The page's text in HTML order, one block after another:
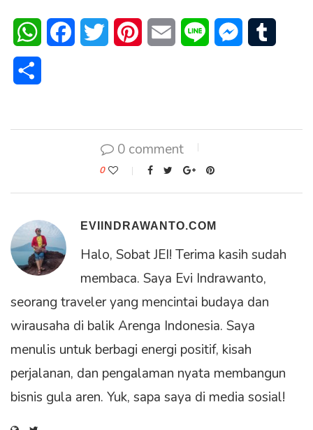
WhatsAppFacebookTwitter PinterestEmail Line Messenger
0 comment
0
EVIINDRAWANTO.COM
Halo, Sobat JEI! Terima kasih sudah
membaca. Saya Evi Indrawanto,
seorang traveler yang mencintai budaya dan
wirausaha di balik Arenga Indonesia. Saya
menulis untuk berbagi energi positif, kisah
perjalanan, dan pengalaman nyata membangun
bisnis gula aren. Yuk, sapa saya di media sosial!